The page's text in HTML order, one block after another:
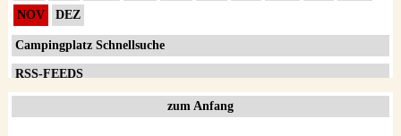
NOV
DEZ
Campingplatz Schnellsuche
RSS-FEEDS
zum Anfang